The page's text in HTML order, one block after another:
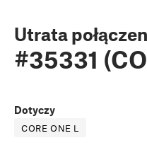
Utrata
#35331
Dotyczy
CORE ONE L